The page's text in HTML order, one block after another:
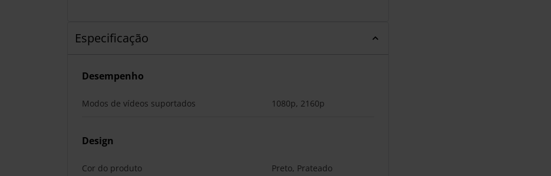
Especificação
Desempenho
Modos de vídeos suportados 1080p, 2160p
Design
Cor do produto Preto, Prateado